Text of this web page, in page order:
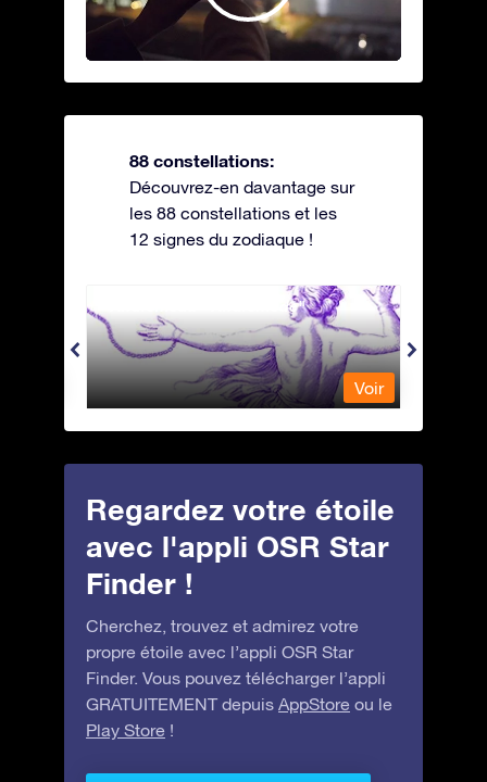
88 constellations:
Découvrez-en davantage sur
les 88 constellations et les
12 signes du zodiaque !
Andromeda - Andromède
Voir
Regardez votre étoile
avec l'appli OSR Star
Finder !
Cherchez, trouvez et admirez votre
propre étoile avec l’appli OSR Star
Finder. Vous pouvez télécharger l’appli
GRATUITEMENT depuis AppStore ou le
Play Store !